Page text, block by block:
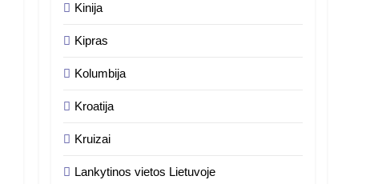
Kinija
Kipras
Kolumbija
Kroatija
Kruizai
Lankytinos vietos Lietuvoje